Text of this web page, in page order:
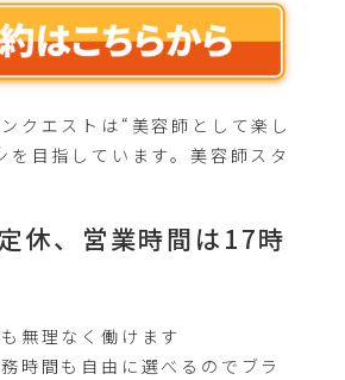
クエストは“美容師として楽し
を目指しています。美容師スタ
休、営業時間は17時
無理なく働けます
時間も自由に選べるのでブラ